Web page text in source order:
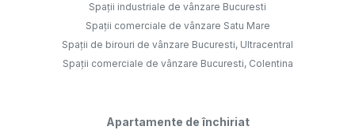
Spații industriale de vânzare Bucuresti
Spații comerciale de vânzare Satu Mare
Spații de birouri de vânzare Bucuresti, Ultracentral
Spații comerciale de vânzare Bucuresti, Colentina
Apartamente de închiriat